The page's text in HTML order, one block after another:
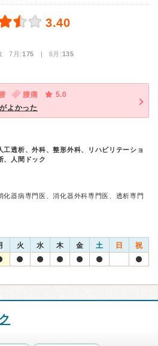
3.40
7月:175 | 6月:135
腰痛
5.0
よかった
工透析、外科、整形外科、リハビリテーショ
、人間ドック
化器病専門医、消化器外科専門医、透析専門
火 水 木 金 土 日 祝